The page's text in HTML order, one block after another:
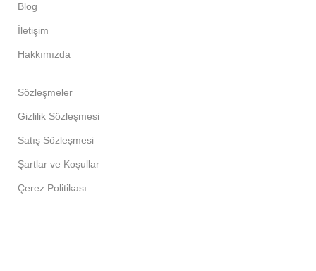
Blog
İletişim
Hakkımızda
Sözleşmeler
Gizlilik Sözleşmesi
Satış Sözleşmesi
Şartlar ve Koşullar
Çerez Politikası